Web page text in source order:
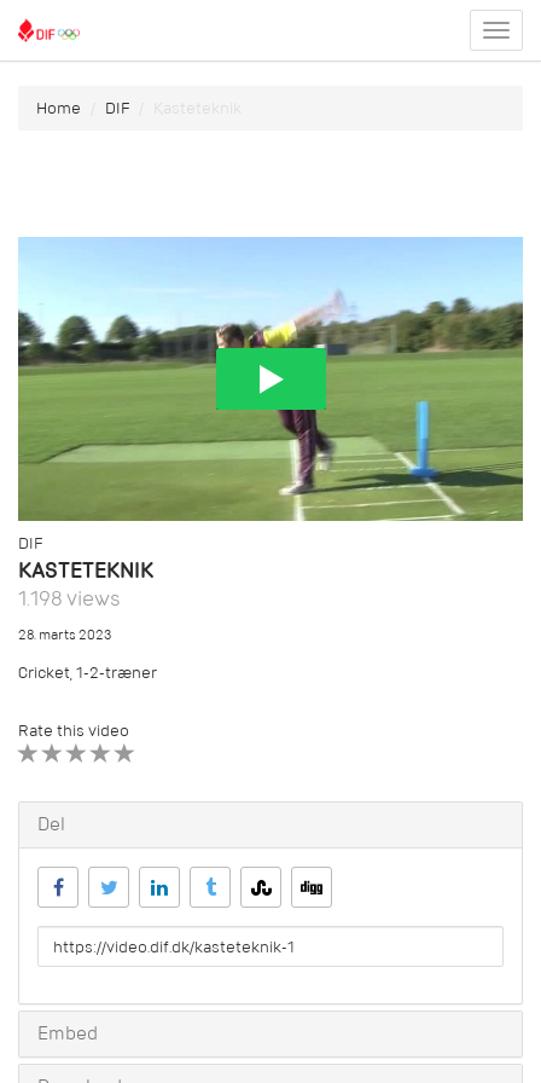
menu
Home DIF Kasteteknik
DIF
KASTETEKNIK
1.198 views
28. marts 2023
Cricket, 1-2-træner
Rate this video
Del
URL
to
Embed